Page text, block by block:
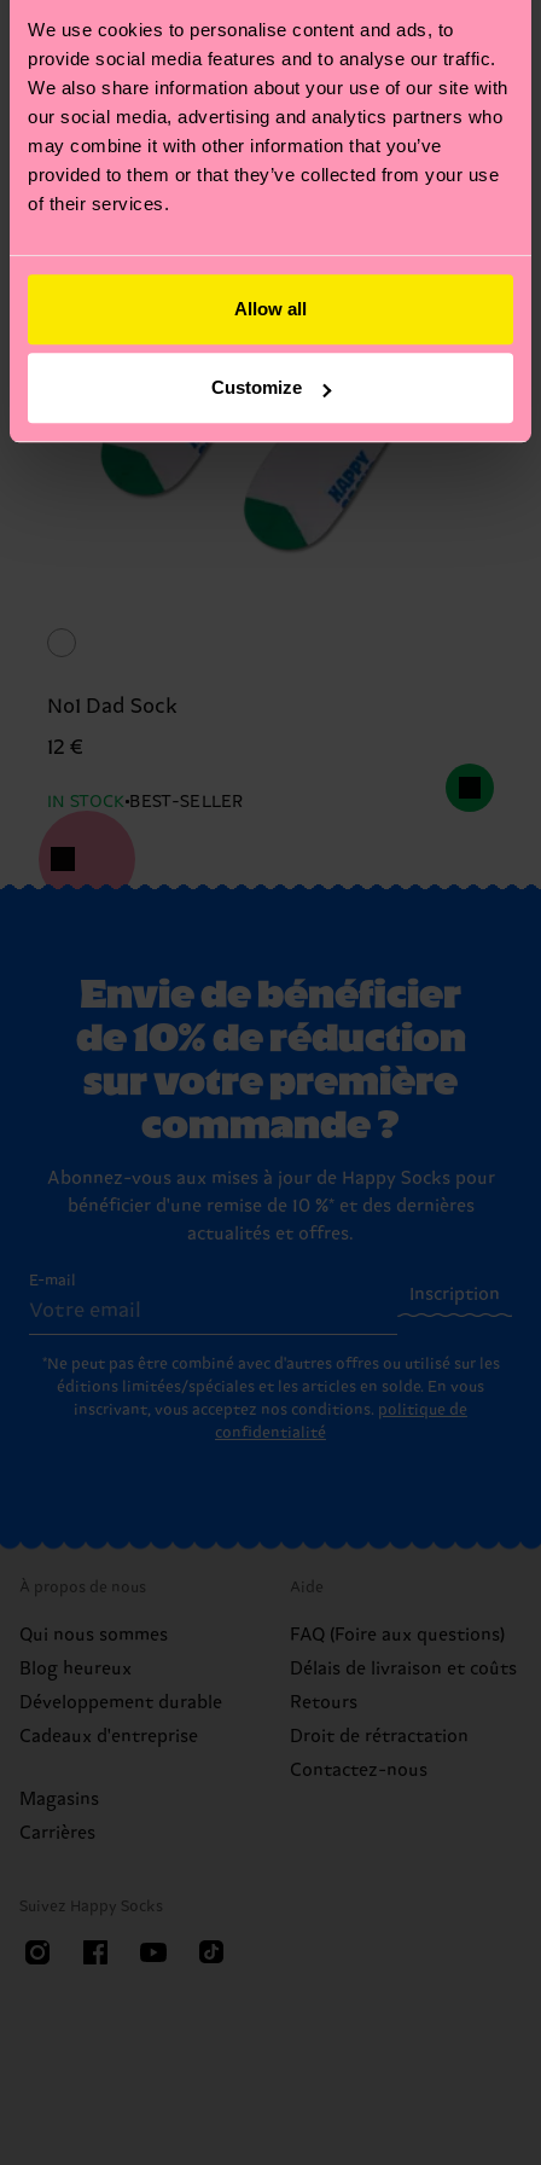
We use cookies to personalise content and ads, to
provide social media features and to analyse our traffic.
We also share information about your use of our site with
our social media, advertising and analytics partners who
may combine it with other information that you’ve
provided to them or that they’ve collected from your use
of their services.
Allow all
Customize
Développement durable.
Vous avez des questions sur les retours ? Visitez
notre pageRetour pour trouver les réponses aux
questions les plus fréquemment posées.
Idée de cadeau
No1 Dad Sock
12 €
IN STOCK BEST-SELLER
Envie de bénéficier
de 10% de réduction
sur votre première
commande ?
Abonnez-vous aux mises à jour de Happy Socks pour
bénéficier d'une remise de 10 %* et des dernières
actualités et offres.
E-mail
Inscription
*Ne peut pas être combiné avec d'autres offres ou utilisé sur les
éditions limitées/spéciales et les articles en solde. En vous
inscrivant, vous acceptez nos conditions. politique de
confidentialité
À propos de nous
Qui nous sommes
Blog heureux
Développement durable
Cadeaux d'entreprise
Magasins
Carrières
Aide
FAQ (Foire aux questions)
Délais de livraison et coûts
Retours
Droit de rétractation
Contactez-nous
Suivez Happy Socks